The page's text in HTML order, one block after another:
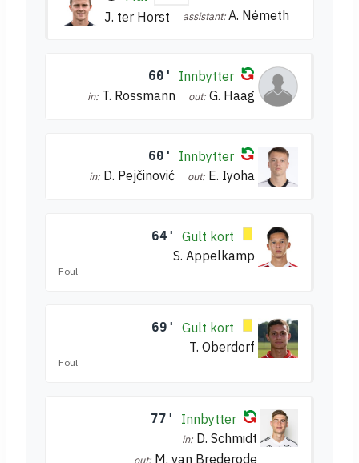
J. ter Horst assistant:A. Németh
60' Innbytter
in: T. Rossmann out: G. Haag
60' Innbytter
in: D. Pejčinović out: E. Iyoha
64'
Gult kort
S. Appelkamp
Foul
69'
Gult kort
T. Oberdorf
Foul
77' Innbytter
in: D. Schmidt
out: M. van Brederode